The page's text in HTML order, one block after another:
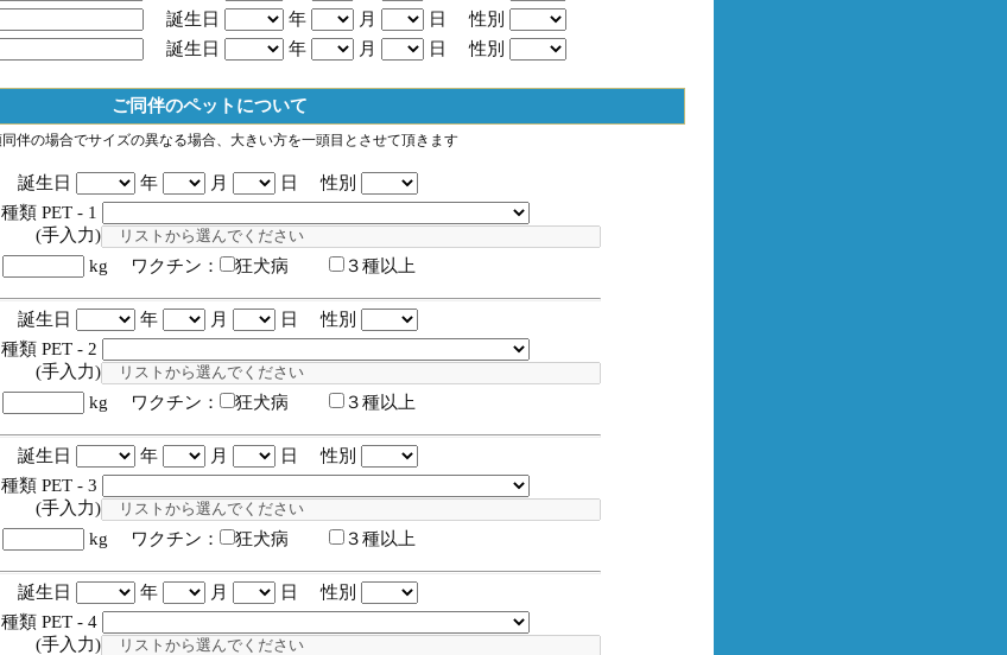
誕生日 年 月
日 性別
誕生日 年 月 日 性別
ご同伴のペットについて
伴の場合でサイズの異なる場合、大きい方を一頭目とさせて頂きます
誕生日 年 月
日 性別
類 PET - 1
)
kg ワクチン： 狂犬病 ３種以上
誕生日 年 月
日 性別
類 PET - 2
)
kg ワクチン： 狂犬病 ３種以上
誕生日 年 月
日 性別
類 PET - 3
)
kg ワクチン： 狂犬病 ３種以上
誕生日 年 月
日 性別
類 PET - 4
)